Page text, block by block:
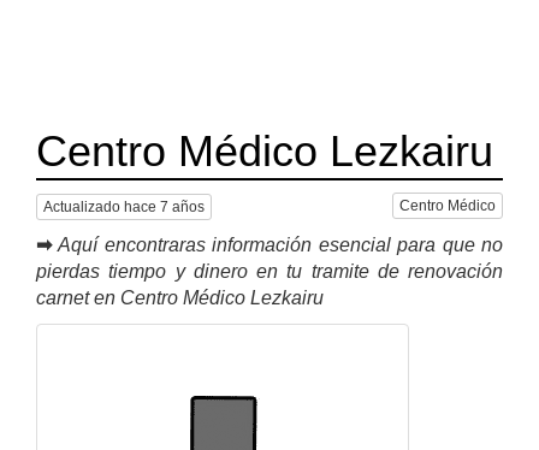
Centro Médico Lezkairu
Actualizado hace 7 años Centro Médico
➡ Aquí encontraras información esencial para que no
pierdas tiempo y dinero en tu tramite de renovación
carnet en Centro Médico Lezkairu